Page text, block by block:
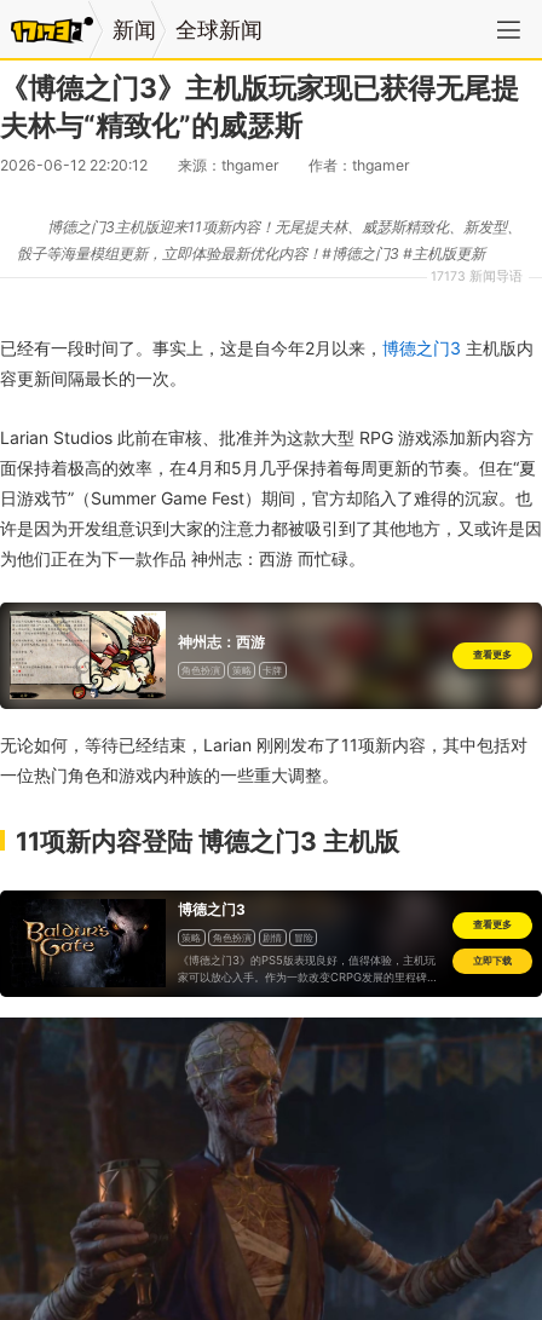
新闻 全球新闻
《博德之门3》主机版玩家现已获得无尾提
夫林与“精致化”的威瑟斯
2026-06-12 22:20:12 来源：thgamer 作者：thgamer
17173 新闻导语
博德之门3主机版迎来11项新内容！无尾提夫林、威瑟斯精致化、新发型、
骰子等海量模组更新，立即体验最新优化内容！#博德之门3 #主机版更新
已经有一段时间了。事实上，这是自今年2月以来， 博德之门3 主机版内
容更新间隔最长的一次。
Larian Studios 此前在审核、批准并为这款大型 RPG 游戏添加新内容方
面保持着极高的效率，在4月和5月几乎保持着每周更新的节奏。但在“夏
日游戏节”（Summer Game Fest）期间，官方却陷入了难得的沉寂。也
许是因为开发组意识到大家的注意力都被吸引到了其他地方，又或许是因
为他们正在为下一款作品 神州志：西游 而忙碌。
神州志：西游
角色扮演 策略 卡牌
查看更多
无论如何，等待已经结束，Larian 刚刚发布了11项新内容，其中包括对
一位热门角色和游戏内种族的一些重大调整。
11项新内容登陆 博德之门3 主机版
博德之门3
策略 角色扮演 剧情 冒险
《博德之门3》的PS5版表现良好，值得体验，主机玩
家可以放心入手。作为一款改变CRPG发展的里程碑式
作品，它在与主机的适配上也堪称楷模，拉瑞安值得我
查看更多
立即下载